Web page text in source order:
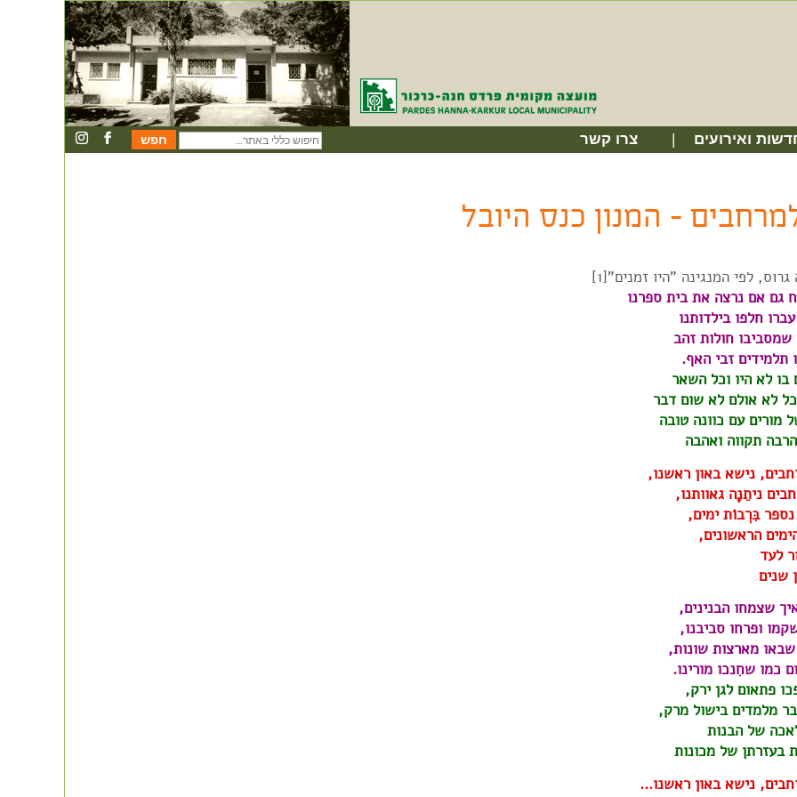
חיפוש
כללי
באתר
ואירועים צרו קשר
– המנון כנס היובל
לפי המנגינה "היו זמנים"[1]
גם אם נרצה את בית ספרנו
חלפו בילדותנו
שמסביבו חולות זהב
תלמידים זבי האף.
בו לא היו וכל השאר
לא אולם לא שום דבר
מורים עם כוונה טובה
תקווה ואהבה
נישא באון ראשנו,
ניתֵנָה גאוותנו,
בִּרְבוֹת ימים,
הראשונים,
לעד
שצמחו הבנינים,
ופרחו סביבנו,
שבאו מארצות שונות,
כמו שחִנכו מורינו.
פתאום לגן ירק,
מלמדים בישול מרק,
של הבנות
בעזרתן של מכונות
נישא באון ראשנו…